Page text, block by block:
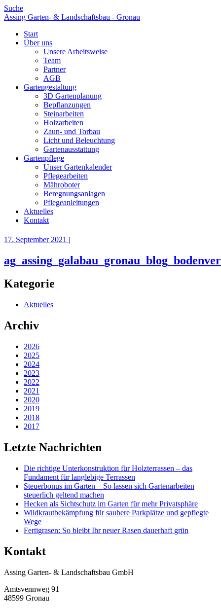
Suche
Assing Garten- & Landschaftsbau - Gronau
Start
Über uns
Unsere Arbeitsweise
Team
Partner
AGB
Gartengestaltung
3D Gartenplanung
Bepflanzungen
Steinarbeiten
Holzarbeiten
Zaun- und Torbau
Licht und Beleuchtung
Gartenausstattung
Gartenpflege
Unser Gartenkalender
Pflegearbeiten
Mähroboter
Beregnungsanlagen
Pflegeanleitungen
Aktuelles
Kontakt
17. September 2021 |
Kategorie
Aktuelles
Archiv
2026
2025
2024
2023
2022
2021
2020
2019
2018
2017
Letzte Nachrichten
Die richtige Unterkonstruktion für Holzterrassen – das
Fundament für langlebige Terrassen
Steuerbonus im Garten – So lassen sich Gartenarbeiten
steuerlich geltend machen
Hecken als Sichtschutz im Garten für mehr Privatsphäre
Wildkrautbekämpfung für saubere Parkplätze und gepflegte
Wege
Fertigrasen: So bleibt Ihr neuer Rasen dauerhaft grün
Kontakt
Assing Garten- & Landschaftsbau GmbH
Amtsvennweg 91
48599 Gronau